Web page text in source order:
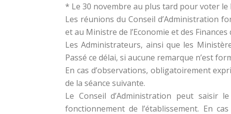
* Le 30 novembre au plus tard pour voter le
Les réunions du Conseil d’Administration
et au Ministre de l’Economie et des
Les Administrateurs, ainsi que les
Passé ce délai, si aucune remarque n’est
En cas d’observations, obligatoirement
de la séance suivante.
Le Conseil d’Administration peut
fonctionnement de l’établissement. En